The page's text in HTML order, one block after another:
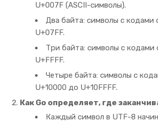
U+007F (ASCII-символы).
Два байта: символы с кодами
U+07FF.
Три байта: символы с кодами
U+FFFF.
Четыре байта: символы с
U+10000 до U+10FFFF.
Как Go определяет, где
Каждый символ в UTF-8